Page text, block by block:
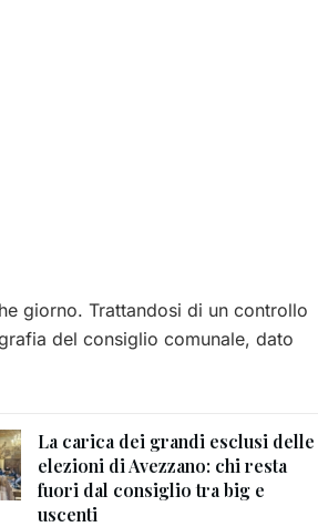
giorno. Trattandosi di un controllo
del consiglio comunale, dato
La carica dei grandi esclusi delle
elezioni di Avezzano: chi resta
fuori dal consiglio tra big e
uscenti